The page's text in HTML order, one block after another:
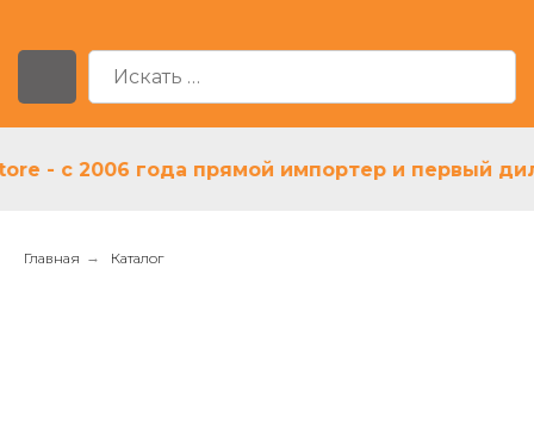
с 2006 года прямой импортер и первый дилер
Главная → Каталог